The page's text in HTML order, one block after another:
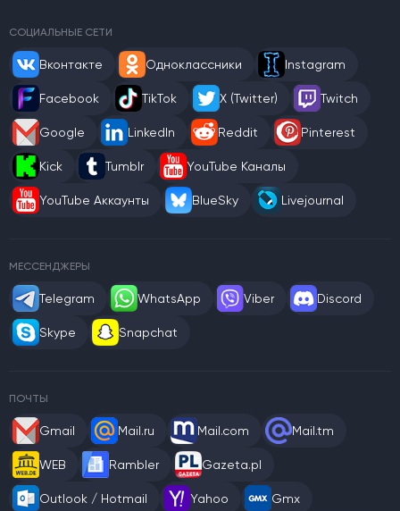
СОЦИАЛЬНЫЕ СЕТИ
Вконтакте Одноклассники Instagram
Facebook TikTok X (Twitter) Twitch
Google LinkedIn Reddit Pinterest
Kick Tumblr YouTube Каналы
YouTube Аккаунты BlueSky Livejournal
МЕССЕНДЖЕРЫ
Telegram WhatsApp Viber Discord
Skype Snapchat
ПОЧТЫ
Gmail Mail.ru Mail.com Mail.tm
WEB Rambler Gazeta.pl
Outlook / Hotmail Yahoo Gmx